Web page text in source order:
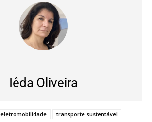
Iêda Oliveira
eletromobilidade
transporte sustentável